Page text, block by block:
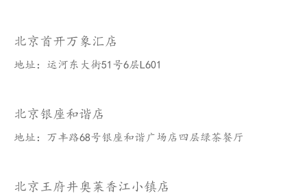
北京首开万象汇店
地址：运河东大街51号6层L601
北京银座和谐店
地址：万丰路68号银座和谐广场店四层绿茶餐厅
北京王府井奥莱香江小镇店